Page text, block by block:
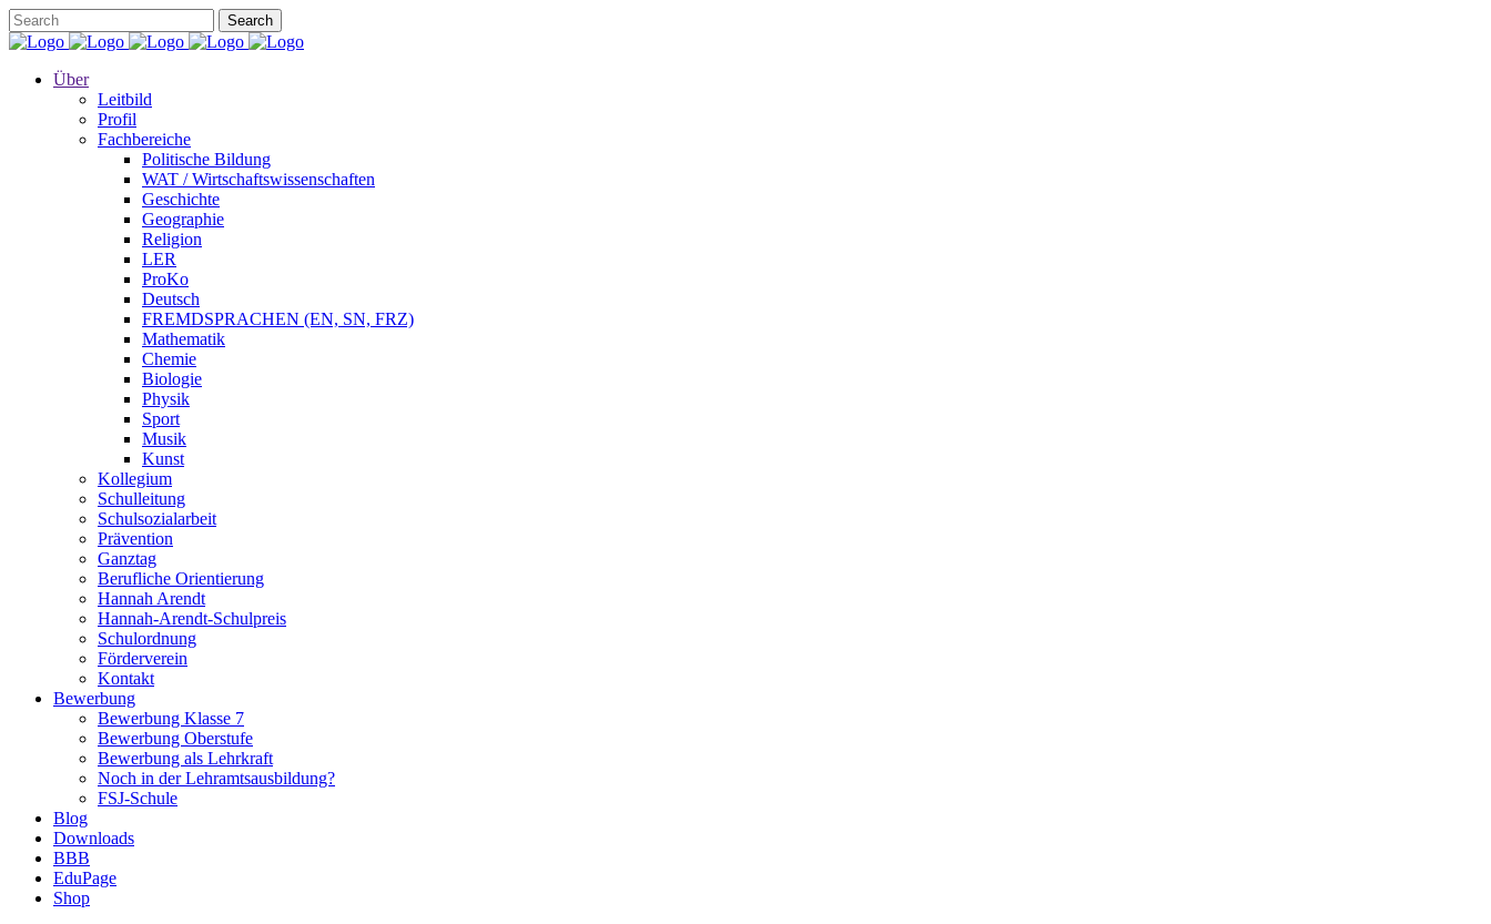
Über
Leitbild
Profil
Fachbereiche
Politische Bildung
WAT / Wirtschaftswissenschaften
Geschichte
Geographie
Religion
LER
ProKo
Deutsch
FREMDSPRACHEN (EN, SN, FRZ)
Mathematik
Chemie
Biologie
Physik
Sport
Musik
Kunst
Kollegium
Schulleitung
Schulsozialarbeit
Prävention
Ganztag
Berufliche Orientierung
Hannah Arendt
Hannah-Arendt-Schulpreis
Schulordnung
Förderverein
Kontakt
Bewerbung
Bewerbung Klasse 7
Bewerbung Oberstufe
Bewerbung als Lehrkraft
Noch in der Lehramtsausbildung?
FSJ-Schule
Blog
Downloads
BBB
EduPage
Shop